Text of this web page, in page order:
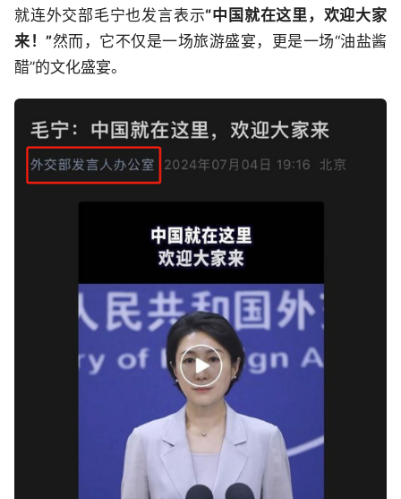
就连外交部毛宁也发言表示“中国就在这里，欢迎大家
来！”然而，它不仅是一场旅游盛宴，更是一场“油盐酱
醋”的文化盛宴。